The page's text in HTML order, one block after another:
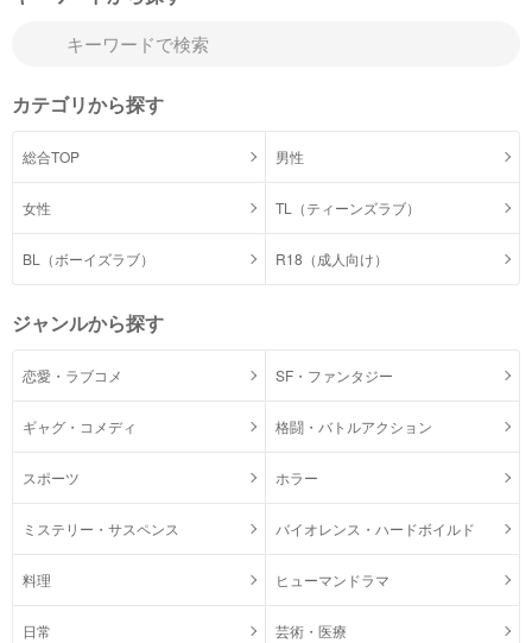
カテゴリから探す
総合TOP 男性
女性 TL（ティーンズラブ）
BL（ボーイズラブ） R18（成人向け）
ジャンルから探す
恋愛・ラブコメ SF・ファンタジー
ギャグ・コメディ 格闘・バトルアクション
スポーツ ホラー
ミステリー・サスペンス バイオレンス・ハードボイルド
料理 ヒューマンドラマ
日常 芸術・医療